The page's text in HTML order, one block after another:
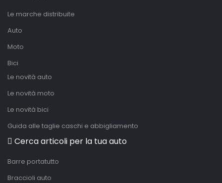
Le marche distribuite
Auto
Moto
Bici
Le novità auto
Le novità moto
Le novità bici
Guida alle taglie caschi e abbigliamento
Cerca articoli per la tua auto
Barre portatutto
Braccioli auto